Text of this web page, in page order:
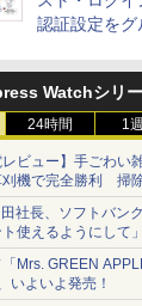
認証設定をグ
Watchシリ
24時間 1
レビュー】手ごわい
刈機で完全勝利 掃
田社長、ソフトバン
使えるようにして」
「Mrs. GREEN
いよいよ発売！